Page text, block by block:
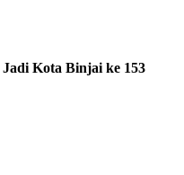
Kota Binjai ke 153